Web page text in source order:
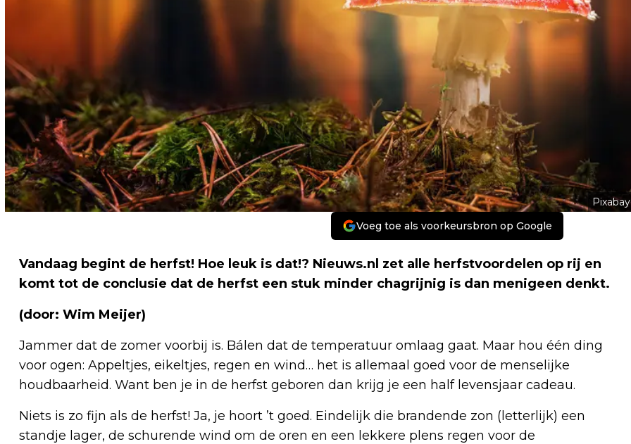
Pixabay
Voeg toe als voorkeursbron op Google
Vandaag begint de herfst! Hoe leuk is dat!? Nieuws.nl zet alle herfstvoordelen op rij en
komt tot de conclusie dat de herfst een stuk minder chagrijnig is dan menigeen denkt.
(door: Wim Meijer)
Jammer dat de zomer voorbij is. Bálen dat de temperatuur omlaag gaat. Maar hou één ding
voor ogen: Appeltjes, eikeltjes, regen en wind… het is allemaal goed voor de menselijke
houdbaarheid. Want ben je in de herfst geboren dan krijg je een half levensjaar cadeau.
Niets is zo fijn als de herfst! Ja, je hoort ’t goed. Eindelijk die brandende zon (letterlijk) een
standje lager, de schurende wind om de oren en een lekkere plens regen voor de